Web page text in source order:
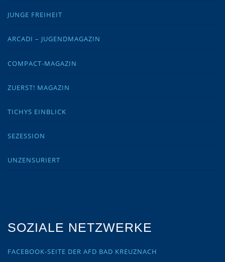
JUNGE FREIHEIT
ARCADI – JUGENDMAGAZIN
COMPACT-MAGAZIN
ZUERST! MAGAZIN
TICHYS EINBLICK
SEZESSION
UNZENSURIERT
SOZIALE NETZWERKE
FACEBOOK-SEITE DER AFD BAD KREUZNACH